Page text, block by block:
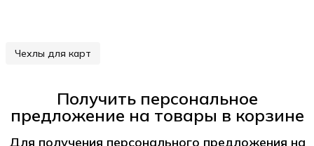
Чехлы для карт
Получить персональное
предложение на товары в корзине
Для получения персонального предложения на